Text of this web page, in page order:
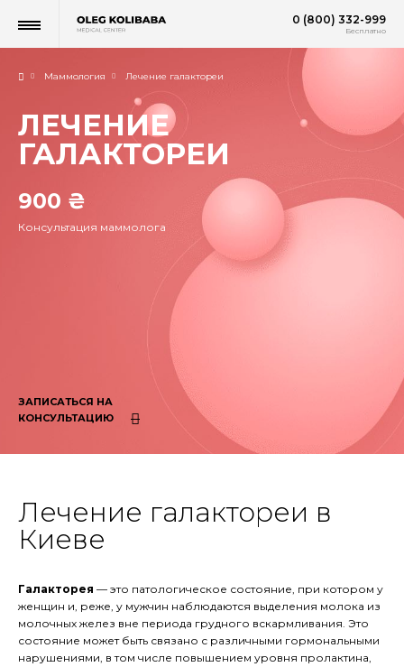
0 (800) 332-999
Бесплатно
Маммология Лечение галактореи
ЛЕЧЕНИЕ
ГАЛАКТОРЕИ
900 ₴
Консультация маммолога
ЗАПИСАТЬСЯ НА
КОНСУЛЬТАЦИЮ
Лечение галактореи в
Киеве
Галакторея — это патологическое состояние, при котором у
женщин и, реже, у мужчин наблюдаются выделения молока из
молочных желез вне периода грудного вскармливания. Это
состояние может быть связано с различными гормональными
нарушениями, в том числе повышением уровня пролактина,